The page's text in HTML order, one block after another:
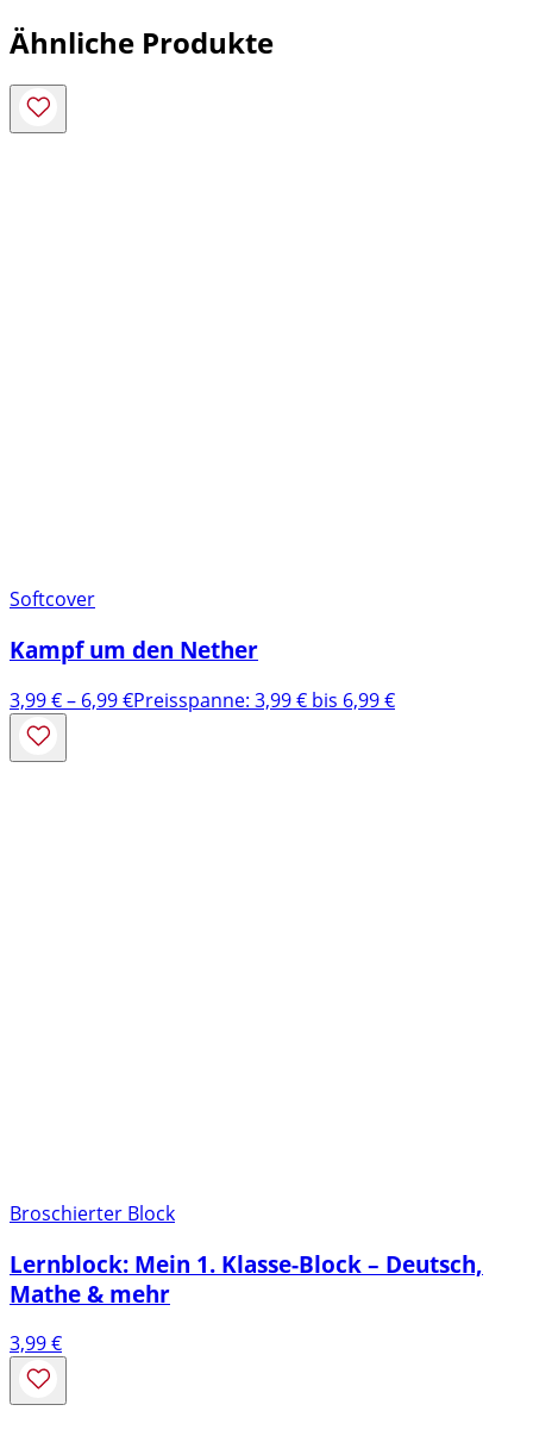
Ähnliche Produkte
Softcover
Kampf um den Nether
3,99€– 6,99€Preisspanne: 3,99 € bis 6,99 €
Broschierter Block
Lernblock: Mein 1. Klasse-Block – Deutsch,
Mathe & mehr
3,99€